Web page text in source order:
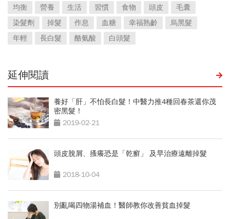
均衡
營養 生活 習慣 食物 頭皮
毛囊
染髮劑
掉髮 作息 血糖 幸福熟齡
烏黑髮
年輕
長白髮 酪氨酸 白頭髮
延伸閱讀
養好「肝」不怕長白髮！中醫力推4種回春茶還你茂
密黑髮！
2019-02-21
頭皮脫屑、搔癢恐是「乾癬」 及早治療遠離掉髮
2018-10-04
別亂喝四物湯補血！醫師教你改善貧血掉髮